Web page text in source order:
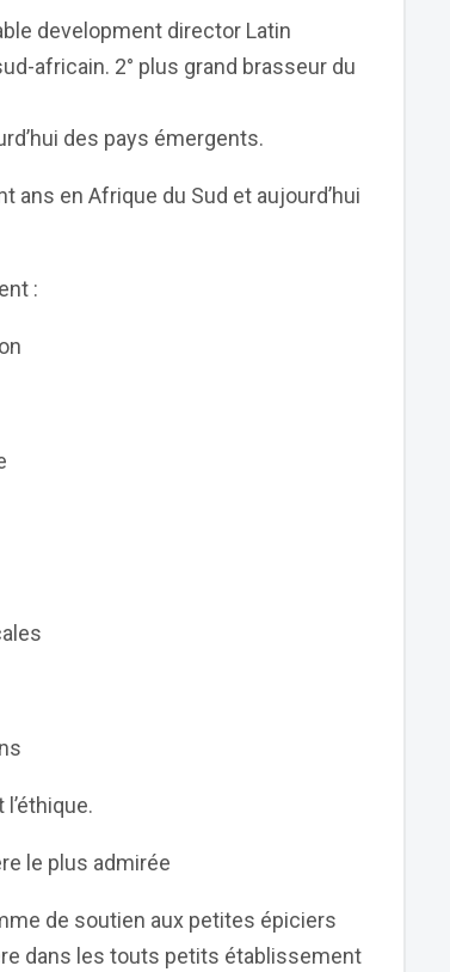
development director Latin
africain. 2° plus grand brasseur du
des pays émergents.
ans en Afrique du Sud et aujourd’hui
:
le plus admirée
de soutien aux petites épiciers
dans les touts petits établissement